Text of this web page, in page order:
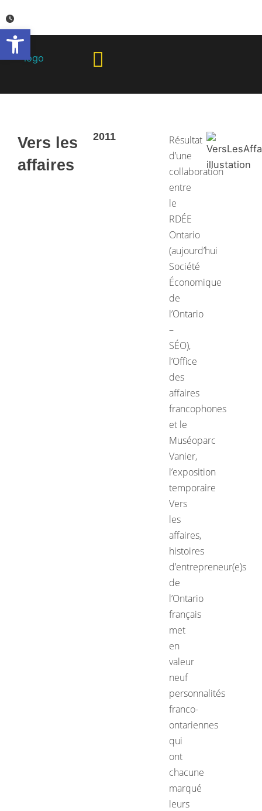
au
contenu
Vers les
affaires
2011
Résultat
d’une
collaboration
entre
le
RDÉE
Ontario
(aujourd’hui
Société
Économique
de
l’Ontario
–
SÉO),
l’Office
des
affaires
francophones
et le
Muséoparc
Vanier,
l’exposition
temporaire
Vers
les
affaires,
histoires
d’entrepreneur(e)s
de
l’Ontario
français
met
en
valeur
neuf
personnalités
franco-
ontariennes
qui
ont
chacune
marqué
leurs
Ouvrir la barre d’outils